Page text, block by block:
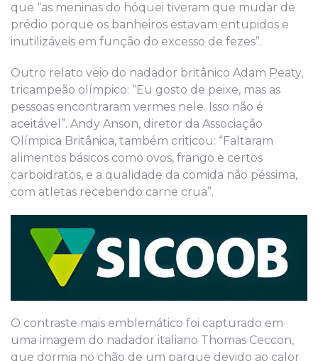
que “as meninas do hóquei tiveram que mudar de
prédio porque os banheiros estavam entupidos e
inutilizáveis em função do excesso de fezes”.
Outro relato veio do nadador britânico Adam Peaty,
tricampeão olímpico: “Eu gosto de peixe, mas as
pessoas encontraram vermes nele. Isso não é
aceitável”. Andy Anson, diretor da Associação
Olímpica Britânica, também criticou: “Faltaram
alimentos básicos como ovos, frango e certos
carboidratos, e a qualidade da comida não péssima,
com atletas recebendo carne crua”.
O contraste mais emblemático foi capturado em
uma imagem do nadador italiano Thomas Ceccon,
que dormia no chão de um parque devido ao calor